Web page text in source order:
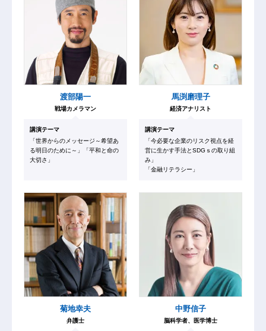
渡部陽一
戦場カメラマン
講演テーマ
「世界からのメッセージ～希望あ
る明日のために～」「平和と命の
大切さ」
馬渕磨理子
経済アナリスト
講演テーマ
「今必要な企業のリスク視点を経
営に生かす手法とSDGｓの取り組
み」
「金融リテラシー」
菊地幸夫
弁護士
中野信子
脳科学者、医学博士